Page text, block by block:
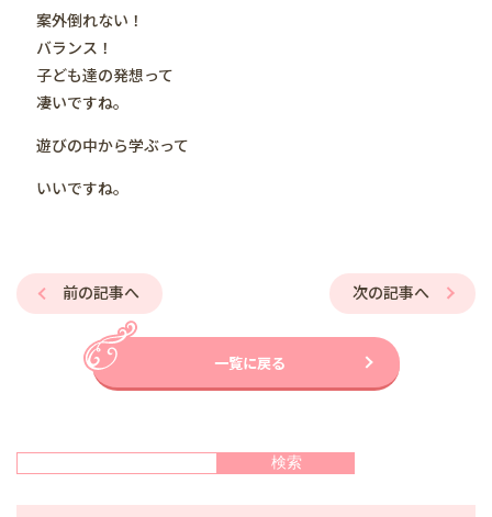
案外倒れない！
バランス！
子ども達の発想って
凄いですね。
遊びの中から学ぶって
いいですね。
次の記事へ
前の記事へ
一覧に戻る
検索